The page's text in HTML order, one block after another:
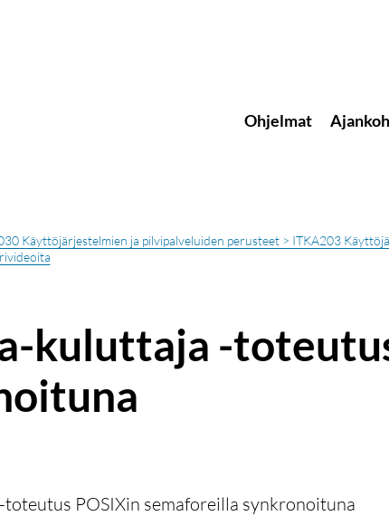
Ohjelmat
Käyttöjärjestelmien ja pilvipalveluiden perusteet > ITKA203
kuluttaja -
POSIXin semaforeilla synkronoituna